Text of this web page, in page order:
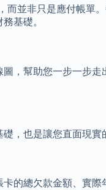
並非只是應付帳單
基礎。
，幫助您一步一步
，也是讓您直面現實
的總欠款金額、實